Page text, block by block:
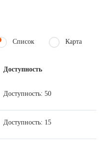
Список Карта
Доступность
Доступность: 50
Доступность: 15